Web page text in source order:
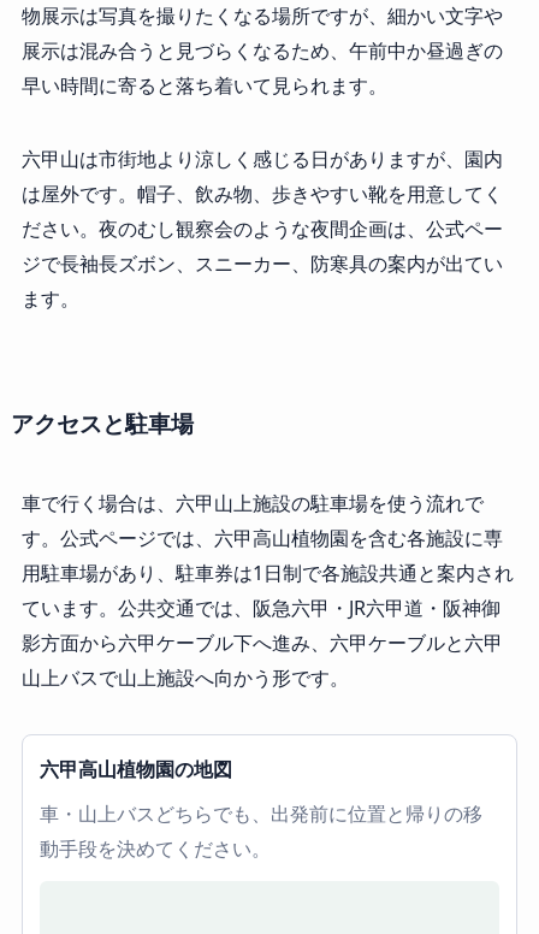
物展示は写真を撮りたくなる場所ですが、細かい文字や
展示は混み合うと見づらくなるため、午前中か昼過ぎの
早い時間に寄ると落ち着いて見られます。
六甲山は市街地より涼しく感じる日がありますが、園内
は屋外です。帽子、飲み物、歩きやすい靴を用意してく
ださい。夜のむし観察会のような夜間企画は、公式ペー
ジで長袖長ズボン、スニーカー、防寒具の案内が出てい
ます。
アクセスと駐車場
車で行く場合は、六甲山上施設の駐車場を使う流れで
す。公式ページでは、六甲高山植物園を含む各施設に専
用駐車場があり、駐車券は1日制で各施設共通と案内され
ています。公共交通では、阪急六甲・JR六甲道・阪神御
影方面から六甲ケーブル下へ進み、六甲ケーブルと六甲
山上バスで山上施設へ向かう形です。
六甲高山植物園の地図
車・山上バスどちらでも、出発前に位置と帰りの移
動手段を決めてください。